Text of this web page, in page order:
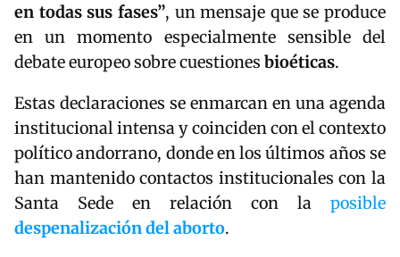
en todas sus fases”, un mensaje que se produce
en un momento especialmente sensible del
debate europeo sobre cuestiones bioéticas.
Estas declaraciones se enmarcan en una agenda
institucional intensa y coinciden con el contexto
político andorrano, donde en los últimos años se
han mantenido contactos institucionales con la
Santa Sede en relación con la posible
despenalización del aborto.